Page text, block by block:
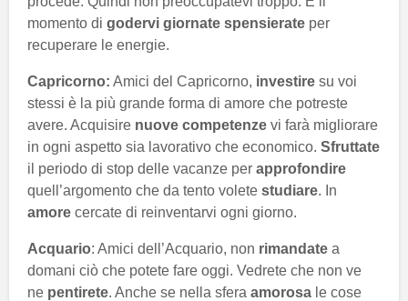
momento di godervi giornate spensierate per
recuperare le energie.
Capricorno: Amici del Capricorno, investire su voi
stessi è la più grande forma di amore che potreste
avere. Acquisire nuove competenze vi farà migliorare
in ogni aspetto sia lavorativo che economico. Sfruttate
il periodo di stop delle vacanze per approfondire
quell’argomento che da tento volete studiare. In
amore cercate di reinventarvi ogni giorno.
Acquario: Amici dell’Acquario, non rimandate a
domani ciò che potete fare oggi. Vedrete che non ve
ne pentirete. Anche se nella sfera amorosa le cose